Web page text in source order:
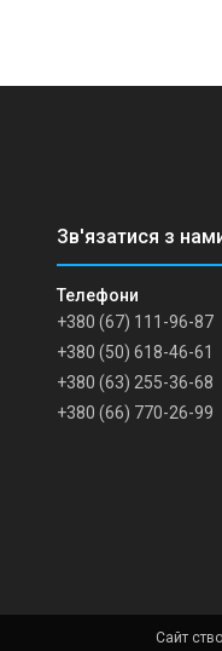
+380 (67) 111-96-87
+380 (50) 618-46-61
+380 (63) 255-36-68
+380 (66) 770-26-99
Сайт